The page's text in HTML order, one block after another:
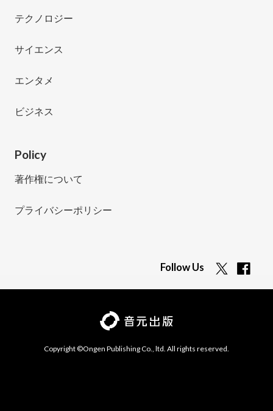
テクノロジー
サイエンス
エンタメ
ビジネス
Policy
著作権について
プライバシーポリシー
Follow Us
Copyright ©Ongen Publishing Co., ltd. All rights reserved.